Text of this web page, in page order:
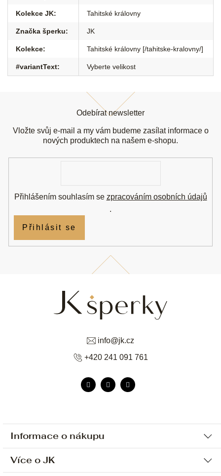
Kolekce JK: Tahitské královny
Značka šperku: JK
Kolekce: Tahitské královny [/tahitske-kralovny/]
#variantText: Vyberte velikost
Informace o nákupu
Ochrana osobních údajů
Více o JK
info@jk.cz
+420 241 091 761
Odebírat newsletter
Vložte svůj e-mail a my vám budeme zasílat informace o
nových produktech na našem e-shopu.
Přihlášením souhlasím se zpracováním osobních údajů
.
Přihlásit se